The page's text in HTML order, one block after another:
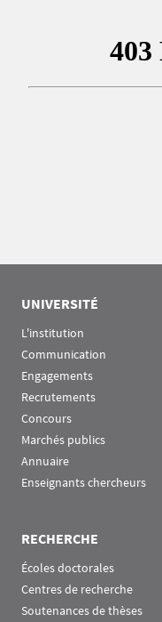
UNIVERSITÉ
L'institution
Communication
Engagements
Recrutements
Concours
Marchés publics
Annuaire
Enseignants chercheurs
RECHERCHE
Écoles doctorales
Centres de recherche
Soutenances de thèses